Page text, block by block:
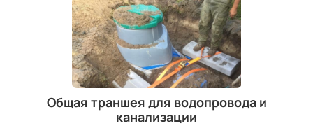
Общая траншея для водопровода и
канализации